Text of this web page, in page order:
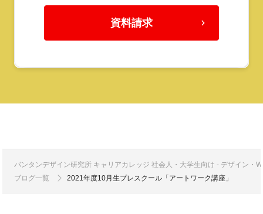
資料請求
バンタンデザイン研究所 キャリアカレッジ 社会人・大学生向け - デザイン・
ブログ一覧
2021年度10月生プレスクール「アートワーク講座」